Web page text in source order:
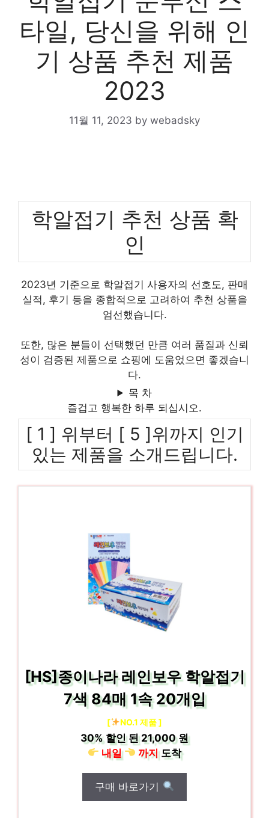
타일, 당신을 위해 인
기 상품 추천 제품
2023
11월 11, 2023 by webadsky
학알접기 추천 상품 확
인
2023년 기준으로 학알접기 사용자의 선호도, 판매
실적, 후기 등을 종합적으로 고려하여 추천 상품을
엄선했습니다.
또한, 많은 분들이 선택했던 만큼 여러 품질과 신뢰
성이 검증된 제품으로 쇼핑에 도움었으면 좋겠습니
다.
목 차
즐겁고 행복한 하루 되십시오.
[ 1 ] 위부터 [ 5 ]위까지 인기
있는 제품을 소개드립니다.
[HS]종이나라 레인보우 학알접기
7색 84매 1속 20개입
[ NO.1 제품 ]
30% 할인 된21,000 원
내일
까지도착
구매 바로가기